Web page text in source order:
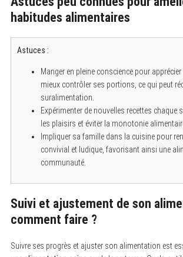
habitudes alimentaires
Astuces :
Manger en pleine conscience pour
mieux contrôler ses portions, ce qui peut
suralimentation.
Expérimenter de nouvelles recettes chaque
les plaisirs et éviter la monotonie
Impliquer sa famille dans la cuisine pour
convivial et ludique, favorisant ainsi une
communauté.
Suivi et ajustement de son
comment faire ?
Suivre ses progrès et ajuster son alimentation est